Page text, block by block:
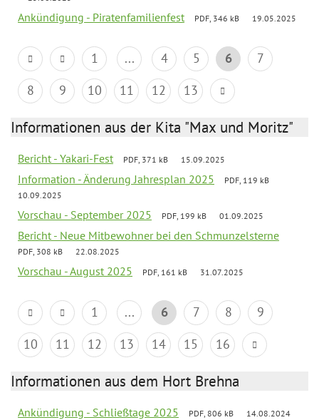
Ankündigung - Piratenfamilienfest PDF, 346 kB 19.05.2025
1 ... 4 5 6
7
8
9 10 11 12 13
Informationen aus der Kita "Max und Moritz"
Bericht - Yakari-Fest PDF, 371 kB 15.09.2025
Information - Änderung Jahresplan 2025
PDF, 119 kB
10.09.2025
Vorschau - September 2025 PDF, 199 kB 01.09.2025
Bericht - Neue Mitbewohner bei den Schmunzelsterne
PDF, 308 kB 22.08.2025
Vorschau - August 2025 PDF, 161 kB 31.07.2025
1 ... 6 7 8
9
10
11 12 13 14 15 16
Informationen aus dem Hort Brehna
Ankündigung - Schließtage 2025 PDF, 806 kB 14.08.2024